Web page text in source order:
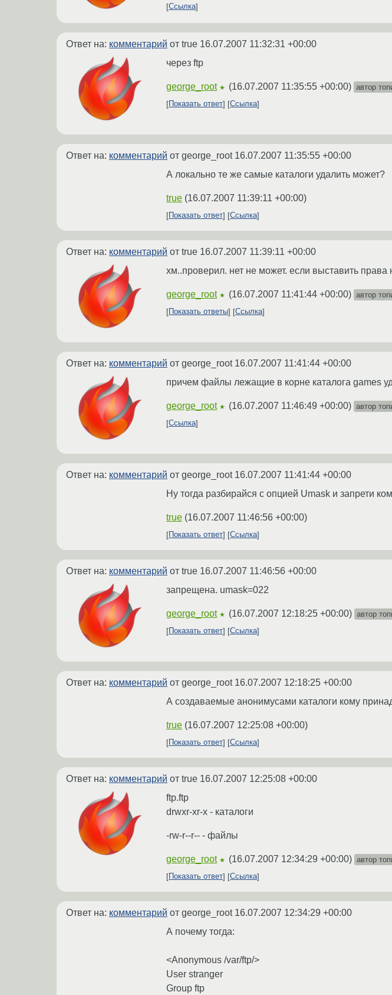
Ссылка
Ответ на: комментарий от true 16.07.2007 11:32:31 +00:00
через ftp
george_root ★ (16.07.2007 11:35:55 +00:00) автор
Показать ответ
Ссылка
Ответ на: комментарий от george_root 16.07.2007 11:35:55 +00:00
А локально те же самые каталоги удалить может?
true (16.07.2007 11:39:11 +00:00)
Показать ответ Ссылка
Ответ на: комментарий от true 16.07.2007 11:39:11 +00:00
хм..проверил. нет не может. если выставить
george_root ★ (16.07.2007 11:41:44 +00:00) автор
Показать ответы
Ссылка
Ответ на: комментарий от george_root 16.07.2007 11:41:44 +00:00
причем файлы лежащие в корне каталога games
george_root ★ (16.07.2007 11:46:49 +00:00) автор
Ссылка
Ответ на: комментарий от george_root 16.07.2007 11:41:44 +00:00
Ну тогда разбирайся с опцией Umask и запрети
true (16.07.2007 11:46:56 +00:00)
Показать ответ Ссылка
Ответ на: комментарий от true 16.07.2007 11:46:56 +00:00
запрещена. umask=022
george_root ★ (16.07.2007 12:18:25 +00:00) автор
Показать ответ
Ссылка
Ответ на: комментарий от george_root 16.07.2007 12:18:25 +00:00
А создаваемые анонимусами каталоги кому
true (16.07.2007 12:25:08 +00:00)
Показать ответ Ссылка
Ответ на: комментарий от true 16.07.2007 12:25:08 +00:00
ftp.ftp
drwxr-xr-x - каталоги
-rw-r--r-- - файлы
george_root ★ (16.07.2007 12:34:29 +00:00) автор
Показать ответ
Ссылка
Ответ на: комментарий от george_root 16.07.2007 12:34:29 +00:00
А почему тогда:
<Anonymous /var/ftp/>
User stranger
Group ftp